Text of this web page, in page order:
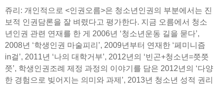
쥬리: 개인적으로 <인권오름>은 청소년인권의 부분에서는 진
보적 인권담론을 잘 벼렸다고 평가한다. 지금 오름에서 청소
년인권 관련 연재를 한 게 2006년 ‘청소년운동 길을 묻다’,
2008년 ‘학생인권 마술피리’, 2009년부터 연재한 ‘페미니즘
in걸’, 2011년 ‘나의 대학거부’, 2012년의 ‘빈곤+청소년=쯧쯧
쯧’, 학생인권조례 제정 과정의 이야기를 담은 2012년의 ‘다양
한 경험으로 빚어지는 의미와 과제’, 2013년 청소년 성적 권리